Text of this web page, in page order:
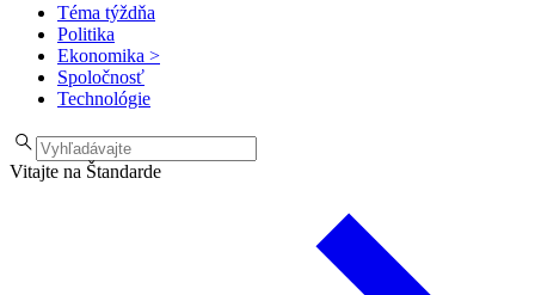
Téma týždňa
Politika
Ekonomika >
Spoločnosť
Technológie
Vitajte na Štandarde